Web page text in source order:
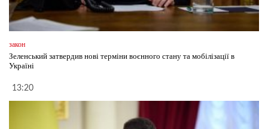
закон
Зеленський затвердив нові терміни воєнного стану та мобілізації в
Україні
13:20